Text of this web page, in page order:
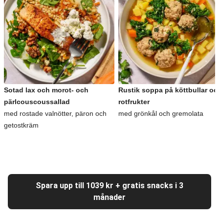
Sotad lax och morot- och
pärlcouscoussallad
med rostade valnötter, päron och
getostkräm
Rustik soppa på köttbullar
rotfrukter
med grönkål och gremolata
Spara upp till 1039 kr + gratis snacks i 3
månader